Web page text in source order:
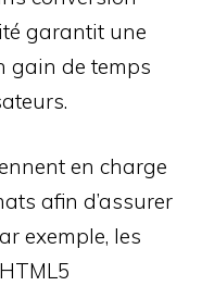
garantit une
gain de temps
en charge
afin d’assurer
exemple, les